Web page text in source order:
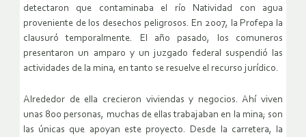
detectaron que contaminaba el río Natividad con agua
proveniente de los desechos peligrosos. En 2007, la Profepa la
clausuró temporalmente. El año pasado, los comuneros
presentaron un amparo y un juzgado federal suspendió las
actividades de la mina, en tanto se resuelve el recurso jurídico.
Alrededor de ella crecieron viviendas y negocios. Ahí viven
unas 800 personas, muchas de ellas trabajaban en la mina; son
las únicas que apoyan este proyecto. Desde la carretera, la